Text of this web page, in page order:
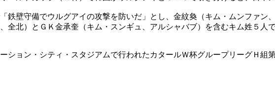
鉄壁守備でウルグアイの攻撃を防いだ」とし、金紋奐（キム・ムンファン
全北）とＧＫ金承奎（キム・スンギュ、アルシャバブ）を含むキム姓５人
ション・シティ・スタジアムで行われたカタールＷ杯グループリーグＨ組